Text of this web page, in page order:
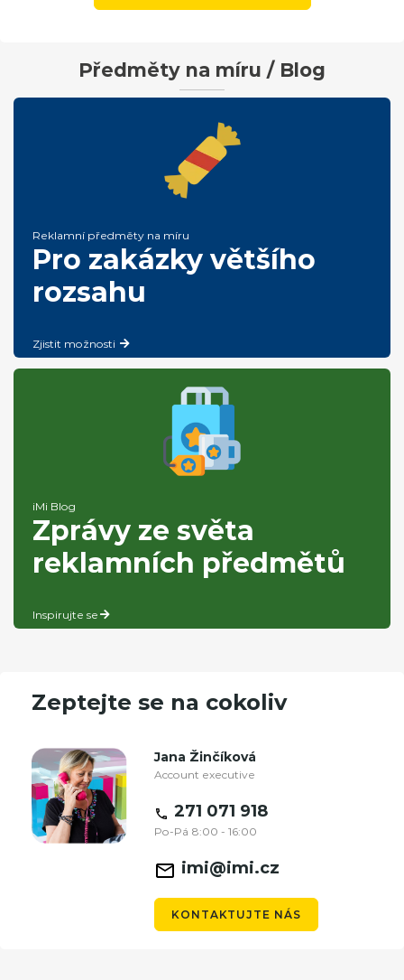
Předměty na míru / Blog
Reklamní předměty na míru
Pro zakázky většího
rozsahu
Zjistit možnosti
iMi Blog
Zprávy ze světa
reklamních předmětů
Inspirujte se
Zeptejte se na cokoliv
Jana Žinčíková
Account executive
271 071 918
Po-Pá 8:00 - 16:00
imi@imi.cz
KONTAKTUJTE NÁS